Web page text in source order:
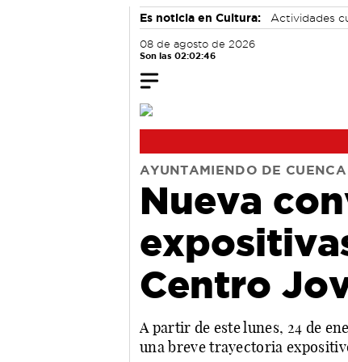
Es noticia en Cultura: Actividades
08 de agosto de 2026
Son las 02:02:47
AYUNTAMIENDO DE CUENCA
Nueva
Centro
A partir de este lunes, 24 de
una breve trayectoria